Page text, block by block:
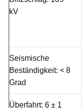
kV
Seismische
Beständigkeit: < 8
Grad
Überfahrt: 6 ± 1